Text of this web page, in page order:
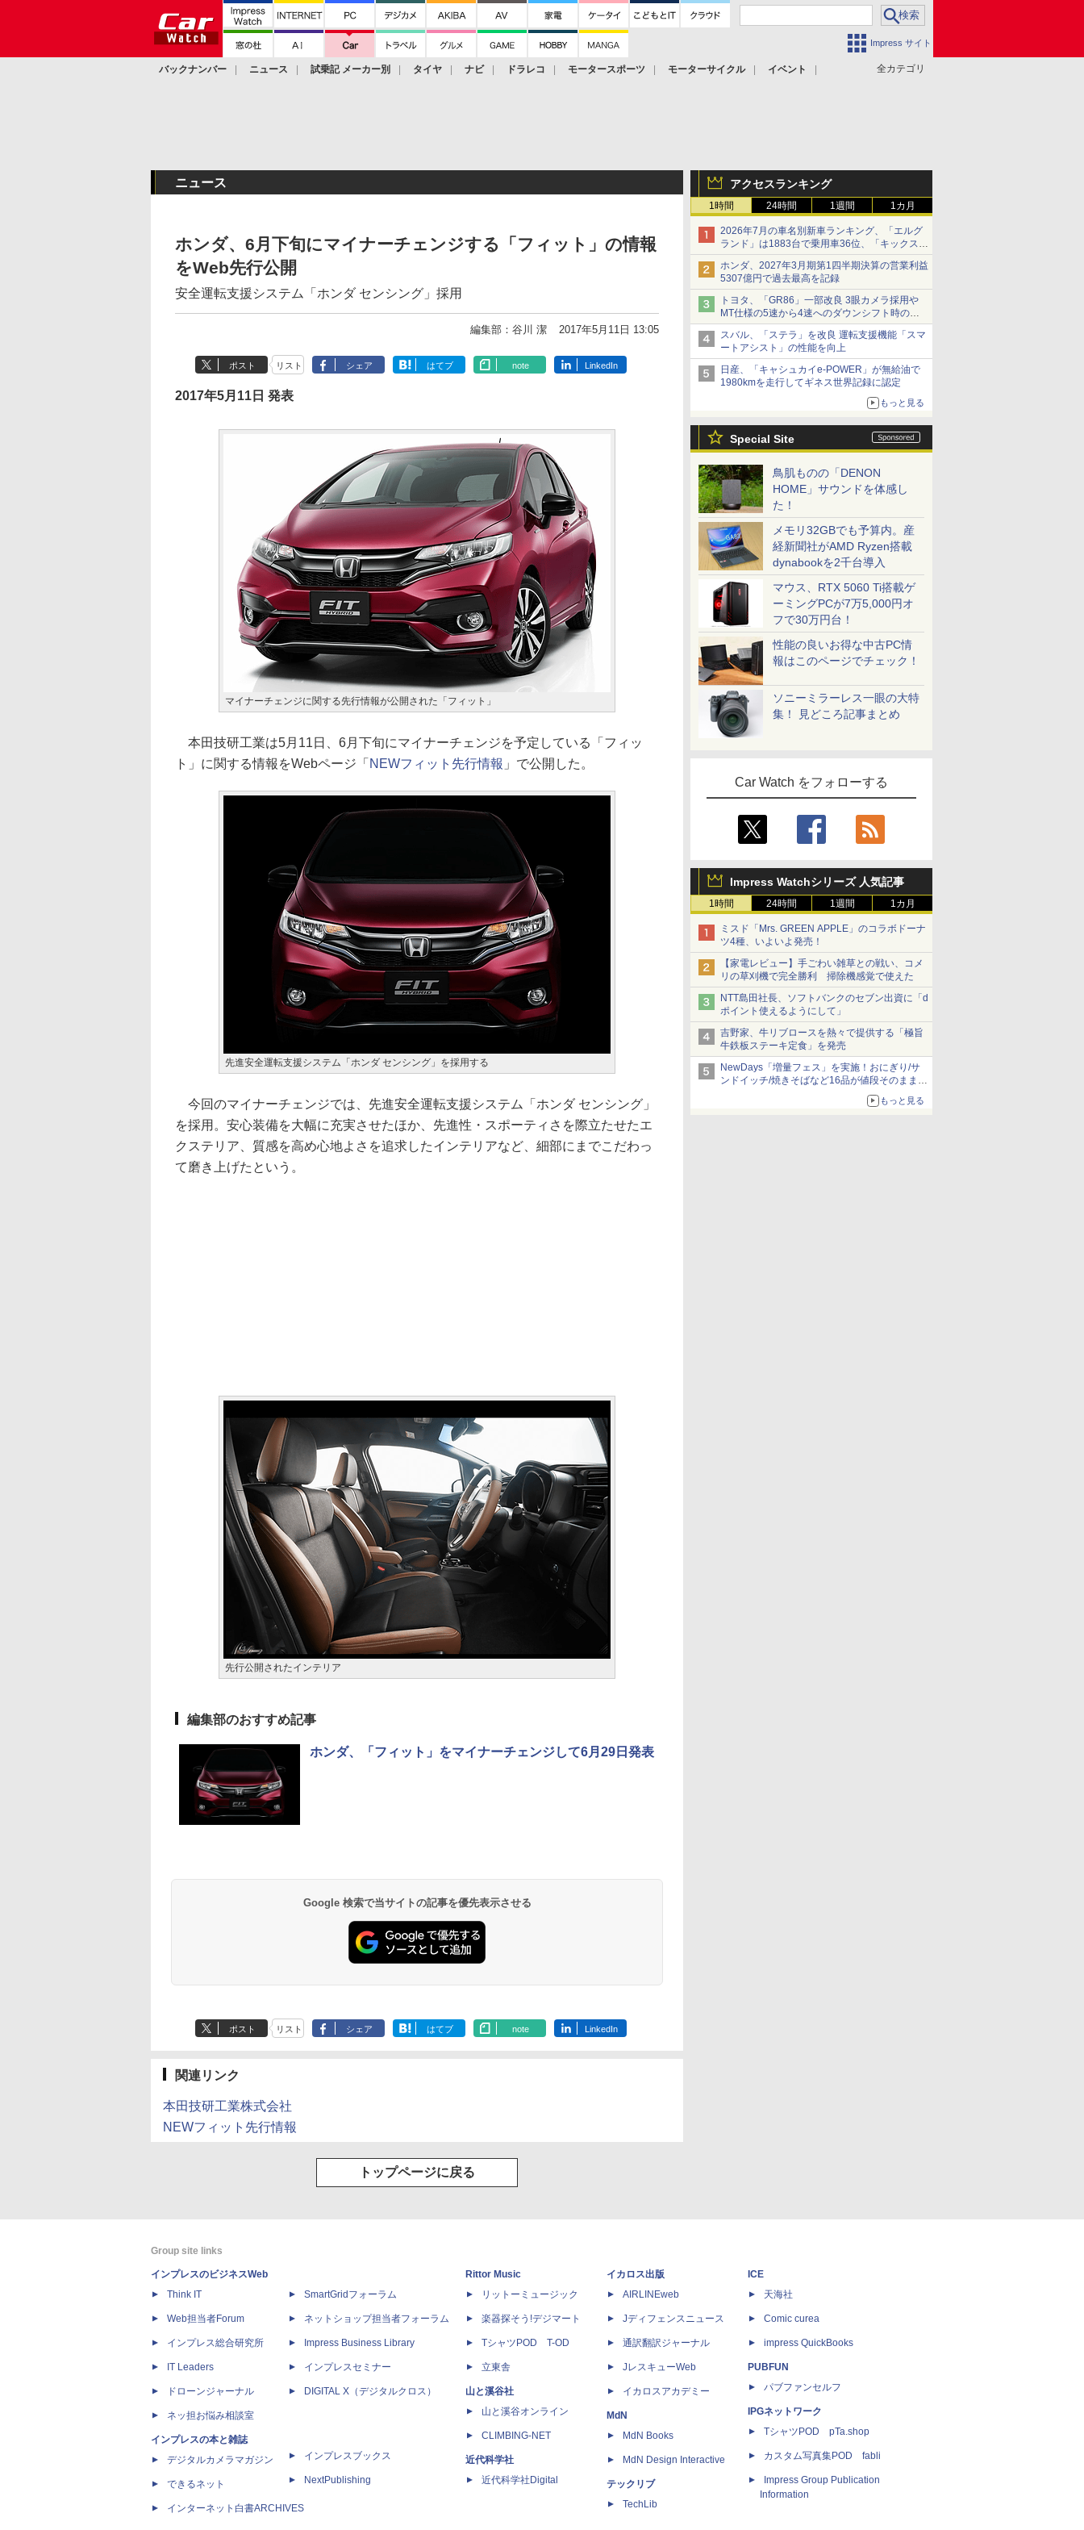
Impress サイト
全カテゴリ
バックナンバー ニュース 試乗記 メーカー別 タイヤ ナビ ドラレコ モータースポーツ モーターサイクル
イベント
アクセスランキング
1時間 24時間 1週間 1カ月
2026年7月の車名別新車ランキング、「エルグ
ランド」は1883台で乗用車36位、「キックス」
は2591台で27位に
ホンダ、2027年3月期第1四半期決算の営業利益
5307億円で過去最高を記録
トヨタ、「GR86」一部改良 3眼カメラ採用や
MT仕様の5速から4速へのダウンシフト時の操
作性向上など
スバル、「ステラ」を改良 運転支援機能「スマ
ートアシスト」の性能を向上
日産、「キャシュカイe-POWER」が無給油で
1980kmを走行してギネス世界記録に認定
もっと見る
Special Site
鳥肌ものの「DENON
HOME」サウンドを体感し
た！
メモリ32GBでも予算内。産
経新聞社がAMD Ryzen搭載
dynabookを2千台導入
マウス、RTX 5060 Ti搭載ゲ
ーミングPCが7万5,000円オ
フで30万円台！
性能の良いお得な中古PC情
報はこのページでチェック！
ソニーミラーレス一眼の大特
集！ 見どころ記事まとめ
Car Watch をフォローする
Impress Watchシリーズ 人気記事
1時間 24時間 1週間 1カ月
ミスド「Mrs. GREEN APPLE」のコラボドーナ
ツ4種、いよいよ発売！
【家電レビュー】手ごわい雑草との戦い、コメ
リの草刈機で完全勝利 掃除機感覚で使えた
NTT島田社長、ソフトバンクのセブン出資に「d
ポイント使えるようにして」
吉野家、牛リブロースを熱々で提供する「極旨
牛鉄板ステーキ定食」を発売
NewDays「増量フェス」を実施！おにぎり/サ
ンドイッチ/焼きそばなど16品が値段そのままで
もっと見る
ニュース
ホンダ、6月下旬にマイナーチェンジする「フィット」の情報
をWeb先行公開
安全運転支援システム「ホンダ センシング」採用
編集部：谷川 潔 2017年5月11日 13:05
ポスト リスト シェア はてブ note LinkedIn
2017年5月11日 発表
マイナーチェンジに関する先行情報が公開された「フィット」
本田技研工業は5月11日、6月下旬にマイナーチェンジを予定している「フィッ
ト」に関する情報をWebページ「 NEWフィット先行情報 」で公開した。
先進安全運転支援システム「ホンダ センシング」を採用する
今回のマイナーチェンジでは、先進安全運転支援システム「ホンダ センシング」
を採用。安心装備を大幅に充実させたほか、先進性・スポーティさを際立たせたエ
クステリア、質感を高め心地よさを追求したインテリアなど、細部にまでこだわっ
て磨き上げたという。
先行公開されたインテリア
編集部のおすすめ記事
ホンダ、「フィット」をマイナーチェンジして6月29日発表
Google 検索で当サイトの記事を優先表示させる
ポスト リスト シェア はてブ note LinkedIn
関連リンク
本田技研工業株式会社
NEWフィット先行情報
トップページに戻る
Group site links
インプレスのビジネスWeb
Think IT
Web担当者Forum
インプレス総合研究所
IT Leaders
ドローンジャーナル
ネッ担お悩み相談室
インプレスの本と雑誌
デジタルカメラマガジン
できるネット
インターネット白書ARCHIVES
SmartGridフォーラム
ネットショップ担当者フォーラム
Impress Business Library
インプレスセミナー
DIGITAL X（デジタルクロス）
インプレスブックス
NextPublishing
Rittor Music
リットーミュージック
楽器探そう!デジマート
TシャツPOD T-OD
立東舎
山と溪谷社
山と溪谷オンライン
CLIMBING-NET
近代科学社
近代科学社Digital
イカロス出版
AIRLINEweb
Jディフェンスニュース
通訳翻訳ジャーナル
JレスキューWeb
イカロスアカデミー
MdN
MdN Books
MdN Design Interactive
テックリブ
TechLib
ICE
天海社
Comic curea
impress QuickBooks
PUBFUN
パブファンセルフ
IPGネットワーク
TシャツPOD pTa.shop
カスタム写真集POD fabli
Impress Group Publication
Information